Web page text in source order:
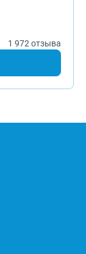
1 972 отзыва